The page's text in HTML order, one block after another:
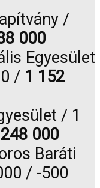
/
000
Egyesület
/ 1 152
/ 1
000
Baráti
/ -500